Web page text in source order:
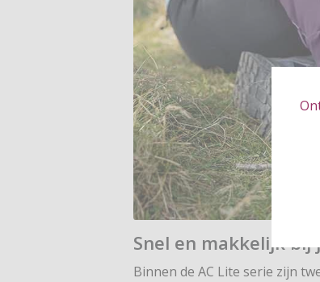
Snel en makkelijk bij
Binnen de AC Lite serie zijn